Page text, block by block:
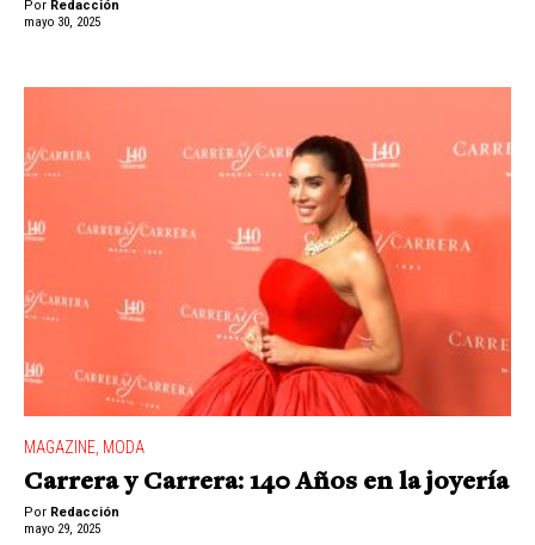
Por Redacción
mayo 30, 2025
MAGAZINE, MODA
Carrera y Carrera: 140 Años en la joyería
Por Redacción
mayo 29, 2025